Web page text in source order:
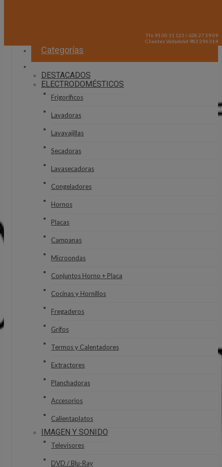
Tfn 91 00 11 123 / 628 27 59 09
Clientes Valladolid 983 296 314
Categorías
DESTACADOS
ELECTRODOMÉSTICOS
Frigoríficos
Lavadoras
Lavavajillas
Secadoras
Lavasecadoras
Congeladores
Hornos
Placas
Campanas
Microondas
Conjuntos Horno + Placa
Cocinas y Hornillos
Fregaderos
Grifos
Termos y Calentadores
Extractores
Planchadoras
Accesorios
Calientaplatos
IMAGEN Y SONIDO
Televisores
DVD / Blu-Ray